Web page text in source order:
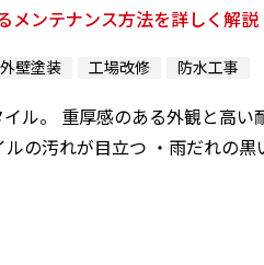
メンテナンス方法を詳しく解説
外壁塗装 工場改修 防水工事
ル。 重厚感のある外観と高い
の汚れが目立つ ・雨だれの